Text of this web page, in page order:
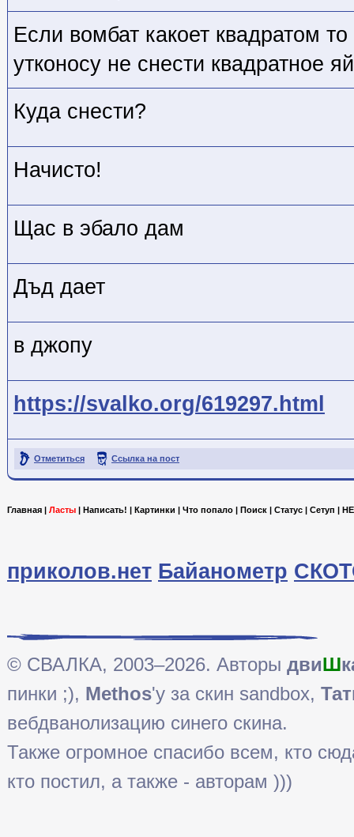
Если вомбат какоет квадратом
утконосу не снести квадратное
Куда снести?
Начисто!
Щас в эбало дам
Дъд дает
в джопу
https://svalko.org/619297.html
Отметиться Ссылка на пост
Главная | Ласты | Написать! | Картинки | Что попало | Поиск | Статус | Сетуп |
приколов.нет Байанометр
© СВАЛКА, 2003–2026. Авторы двиШ
пинки ;), Methos'у за скин sandbox,
вебдванолизацию синего скина.
Также огромное спасибо всем, кто
кто постил, а также - авторам )))